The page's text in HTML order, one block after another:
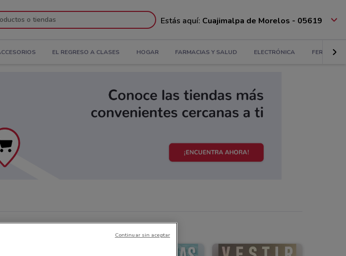
Estás aquí: Cuajimalpa de Morelos - 05619
EL REGRESO A CLASES HOGAR FARMACIAS Y SALUD ELECTRÓNICA
Continuar sin aceptar